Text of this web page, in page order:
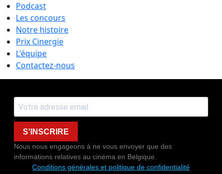
Podcast
Les concours
Notre histoire
Prix Cinergie
L'équipe
Contactez-nous
S'INSCRIRE
Nous nous engageons à ne vous envoyer que des
informations relatives au cinéma en Belgique.
Conditions générales et politique de confidentialité